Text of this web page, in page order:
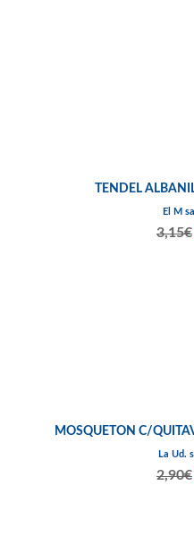
TENDEL
El M
3,15€
MOSQUETON C/
La Ud.
2,90€